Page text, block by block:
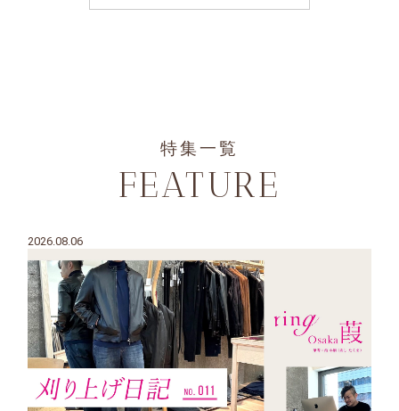
特集一覧
FEATURE
2026.08.06